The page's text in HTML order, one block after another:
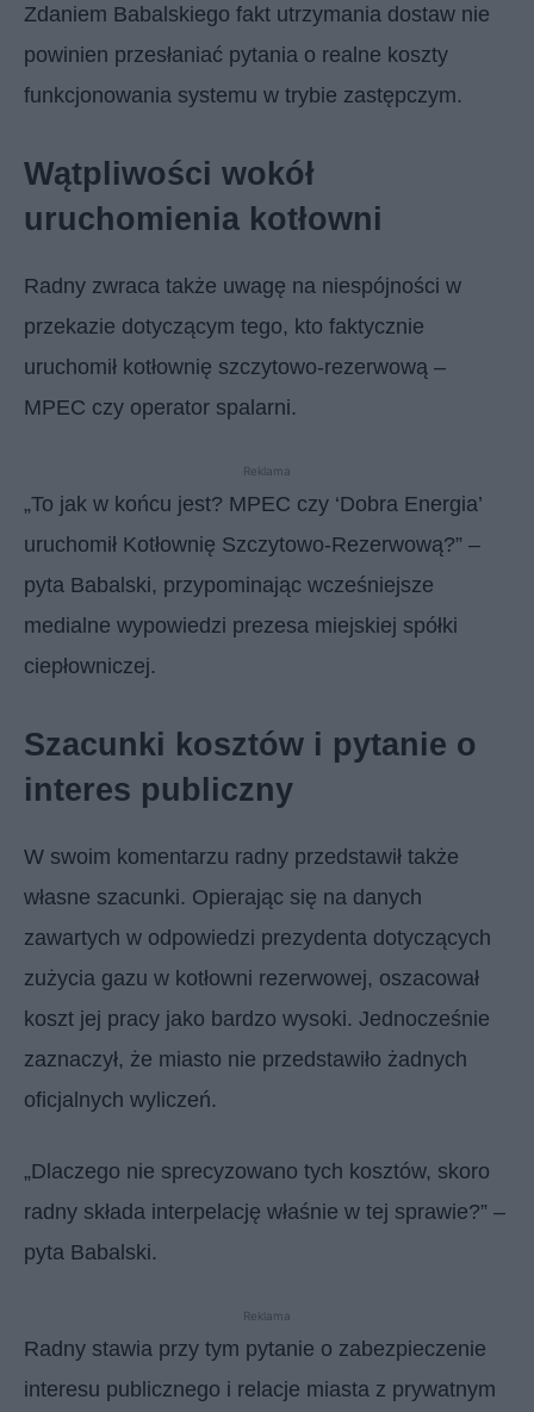
Zdaniem Babalskiego fakt utrzymania dostaw nie
powinien przesłaniać pytania o realne koszty
funkcjonowania systemu w trybie zastępczym.
Wątpliwości wokół
uruchomienia kotłowni
Radny zwraca także uwagę na niespójności w
przekazie dotyczącym tego, kto faktycznie
uruchomił kotłownię szczytowo-rezerwową –
MPEC czy operator spalarni.
Reklama
„To jak w końcu jest? MPEC czy ‘Dobra Energia’
uruchomił Kotłownię Szczytowo-Rezerwową?” –
pyta Babalski, przypominając wcześniejsze
medialne wypowiedzi prezesa miejskiej spółki
ciepłowniczej.
Szacunki kosztów i pytanie o
interes publiczny
W swoim komentarzu radny przedstawił także
własne szacunki. Opierając się na danych
zawartych w odpowiedzi prezydenta dotyczących
zużycia gazu w kotłowni rezerwowej, oszacował
koszt jej pracy jako bardzo wysoki. Jednocześnie
zaznaczył, że miasto nie przedstawiło żadnych
oficjalnych wyliczeń.
„Dlaczego nie sprecyzowano tych kosztów, skoro
radny składa interpelację właśnie w tej sprawie?” –
pyta Babalski.
Reklama
Radny stawia przy tym pytanie o zabezpieczenie
interesu publicznego i relacje miasta z prywatnym